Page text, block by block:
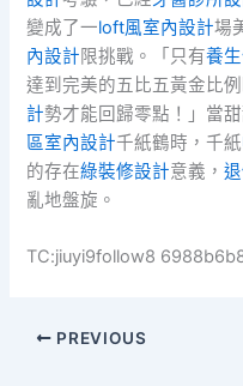
變成了一loft風室內設計場
內設計限挑戰。「只有養
達到完美的五比五黃金比
計勢才能回歸零點！」當
區室內設計千紙鶴時，千紙
的存在綠裝修設計意義，
亂地盤旋。
TC:jiuyi9follow8
PREVIOUS